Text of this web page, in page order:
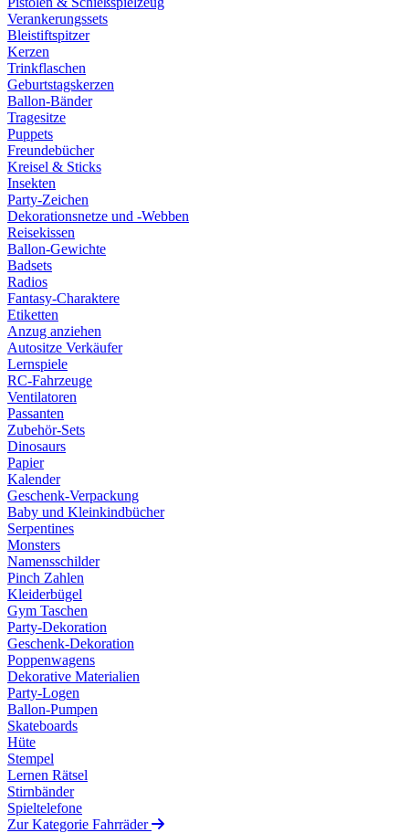
Verankerungssets
Bleistiftspitzer
Kerzen
Trinkflaschen
Geburtstagskerzen
Ballon-Bänder
Tragesitze
Puppets
Freundebücher
Kreisel & Sticks
Insekten
Party-Zeichen
Dekorationsnetze und -Webben
Reisekissen
Ballon-Gewichte
Badsets
Radios
Fantasy-Charaktere
Etiketten
Anzug anziehen
Autositze Verkäufer
Lernspiele
RC-Fahrzeuge
Ventilatoren
Passanten
Zubehör-Sets
Dinosaurs
Papier
Kalender
Geschenk-Verpackung
Baby und Kleinkindbücher
Serpentines
Monsters
Namensschilder
Pinch Zahlen
Kleiderbügel
Gym Taschen
Party-Dekoration
Geschenk-Dekoration
Poppenwagens
Dekorative Materialien
Party-Logen
Ballon-Pumpen
Skateboards
Hüte
Stempel
Lernen Rätsel
Stirnbänder
Spieltelefone
Zur Kategorie Fahrräder